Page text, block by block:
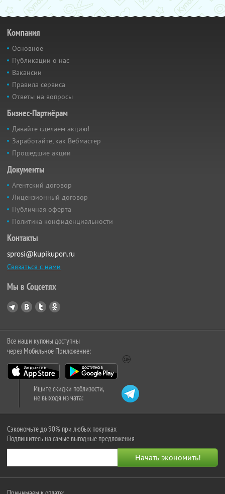
Компания
Основное
Публикации о нас
Вакансии
Правила сервиса
Ответы на вопросы
Бизнес-Партнёрам
Давайте сделаем акцию!
Заработайте, как Вебмастер
Прошедшие акции
Документы
Агентский договор
Лицензионный договор
Публичная оферта
Политика конфиденциальности
Контакты
sprosi@kupikupon.ru
Связаться с нами
Мы в Соцсетях
Все наши купоны доступны
через Мобильное Приложение:
Ищите скидки поблизости,
не выходя из чата:
Сэкономьте до 90% при любых покупках
Подпишитесь на самые выгодные предложения